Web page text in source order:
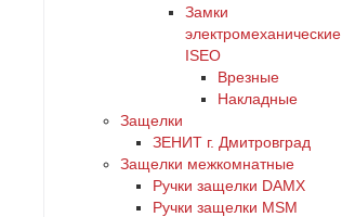
Замки
электромеханические
ISEO
Врезные
Накладные
Защелки
ЗЕНИТ г. Дмитровград
Защелки межкомнатные
Ручки защелки DAMX
Ручки защелки MSM